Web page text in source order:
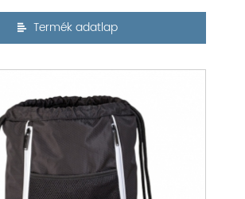
Termék adatlap